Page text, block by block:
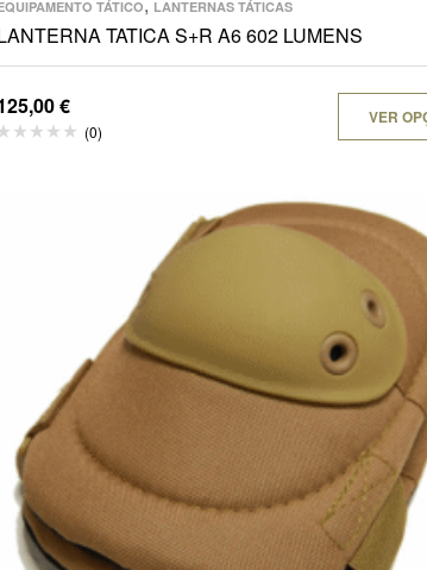
TÁTICO LANTERNAS TÁTICAS
TATICA S+R A6 602 LUMENS
€
(0)
VER